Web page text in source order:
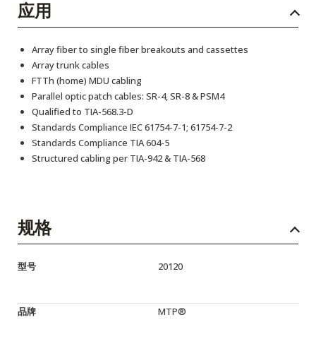
应用
Array fiber to single fiber breakouts and cassettes
Array trunk cables
FTTh (home) MDU cabling
Parallel optic patch cables: SR-4, SR-8 & PSM4
Qualified to TIA-568.3-D
Standards Compliance IEC 61754-7-1; 61754-7-2
Standards Compliance TIA 604-5
Structured cabling per TIA-942 & TIA-568
规格
型号 20120
品牌 MTP®